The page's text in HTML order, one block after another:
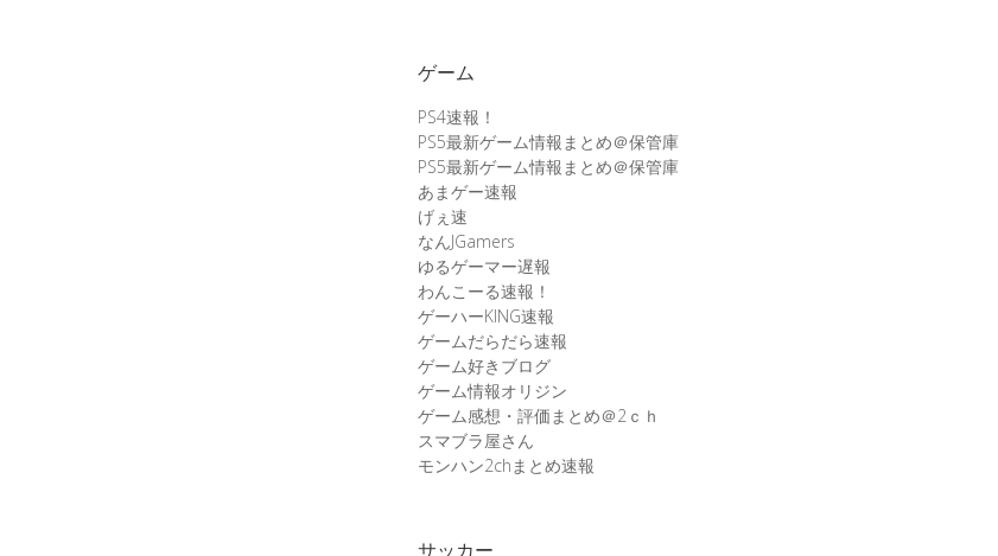
ゲーム
PS4速報！
PS5最新ゲーム情報まとめ＠保管庫
PS5最新ゲーム情報まとめ＠保管庫
あまゲー速報
げぇ速
なんJGamers
ゆるゲーマー遅報
わんこーる速報！
ゲーハーKING速報
ゲームだらだら速報
ゲーム好きブログ
ゲーム情報オリジン
ゲーム感想・評価まとめ＠2ｃｈ
スマブラ屋さん
モンハン2chまとめ速報
サッカー